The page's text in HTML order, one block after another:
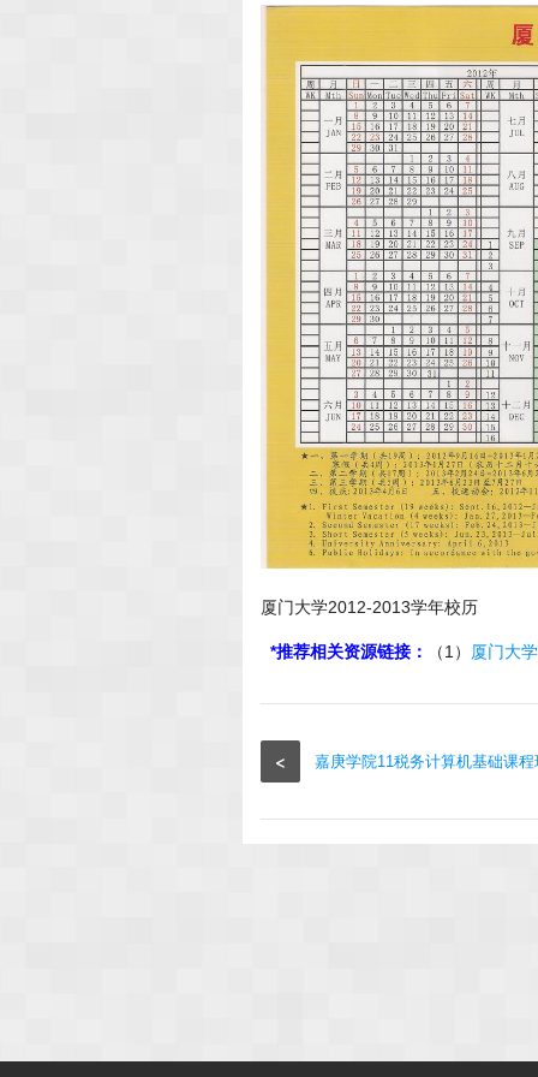
厦门大学2012-2013学年校历
*推荐相关资源链接： （1） 厦门大
< 嘉庚学院11税务计算机基础课